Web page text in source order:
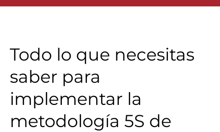
Todo lo que necesitas
saber para
implementar la
metodología 5S de